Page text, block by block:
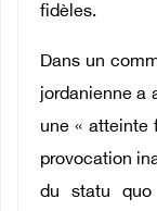
fidèles.
Dans un
jordanienne a
une « atteinte
provocation
du statu quo